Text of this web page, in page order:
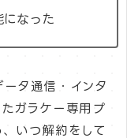
になった
タ通信・インタ
ガラケー専用プ
いつ解約をして